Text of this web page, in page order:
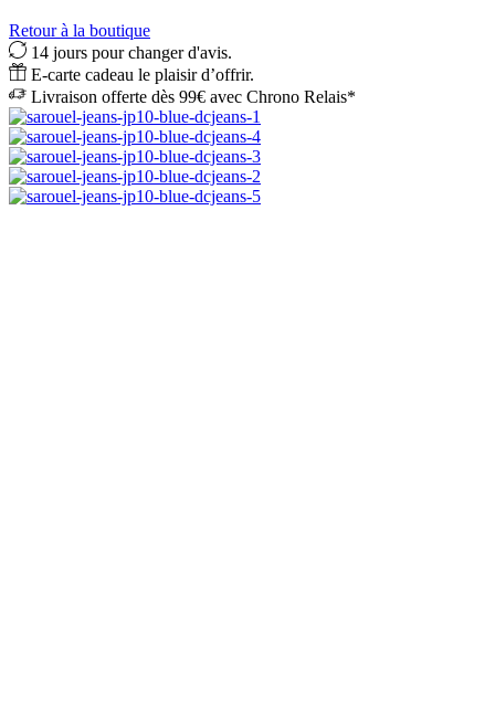
Retour à la boutique
14 jours pour changer d'avis.
E-carte cadeau le plaisir d’offrir.
Livraison offerte dès 99€ avec Chrono Relais*